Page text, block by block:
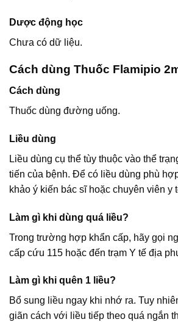
Dược động học
Chưa có dữ liệu.
Cách dùng Thuốc Flamipio
Cách dùng
Thuốc dùng đường uống.
Liều dùng
Liều dùng cụ thể tùy thuộc vào thể
tiến của bệnh. Để có liều dùng phù
khảo ý kiến bác sĩ hoặc chuyên viên y
Làm gì khi dùng quá liều?
Trong trường hợp khẩn cấp, hãy gọi
cấp cứu 115 hoặc đến trạm Y tế địa
Làm gì khi quên 1 liều?
Bổ sung liều ngay khi nhớ ra. Tuy
giãn cách với liều tiếp theo quá ngắn